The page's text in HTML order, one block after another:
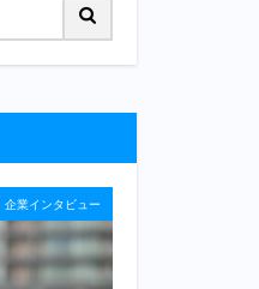
企業インタビュー